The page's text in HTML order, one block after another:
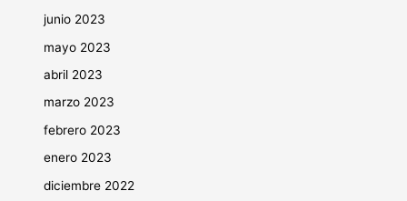
junio 2023
mayo 2023
abril 2023
marzo 2023
febrero 2023
enero 2023
diciembre 2022